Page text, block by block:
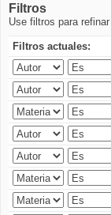
Filtros
Use filtros para
Filtros actuales: